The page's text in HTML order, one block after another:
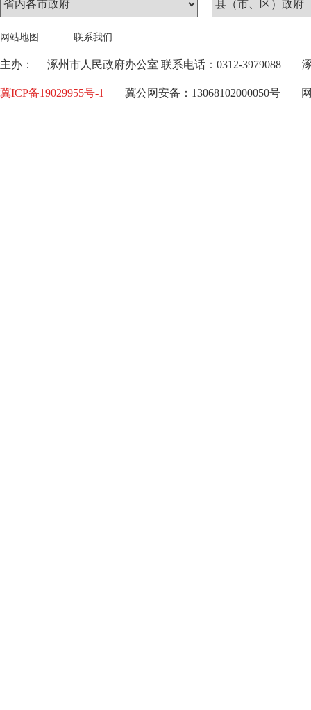
网站地图 联系我们
主办： 涿州市人民政府办公室 联系电话：0312-3979088
冀ICP备19029955号-1 冀公网安备：13068102000050号